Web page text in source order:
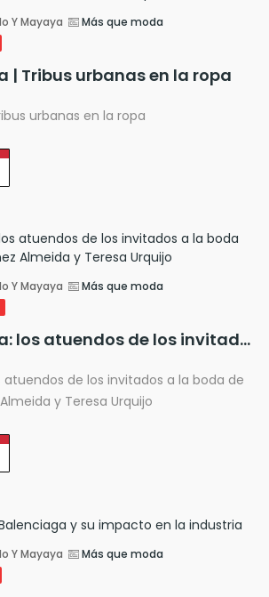
Y Mayaya
Más que moda
| Tribus urbanas en la ropa
urbanas en la ropa
Y Mayaya
Más que moda
Más que moda: los atuendos de los invitados a la boda de José Luis Martínez Almeida y Teresa Urquijo
atuendos de los invitados a la boda de
y Teresa Urquijo
Y Mayaya
Más que moda